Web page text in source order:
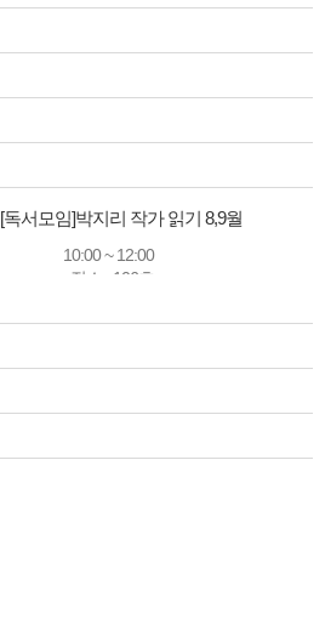
[독서모임]박지리 작가 읽기 8,9월
10:00 ~ 12:00
장소 : 106호